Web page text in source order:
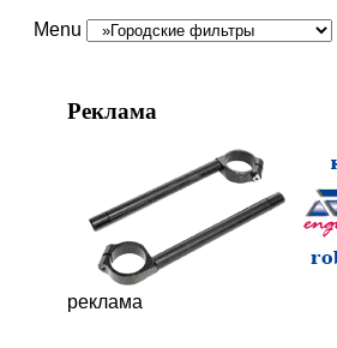
Menu
Реклама
реклама